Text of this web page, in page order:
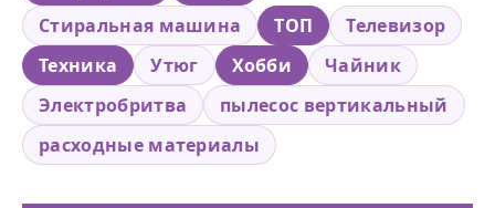
Стиральная машина
ТОП
Телевизор
Техника
Утюг Хобби
Чайник
Электробритва
пылесос вертикальный
расходные материалы